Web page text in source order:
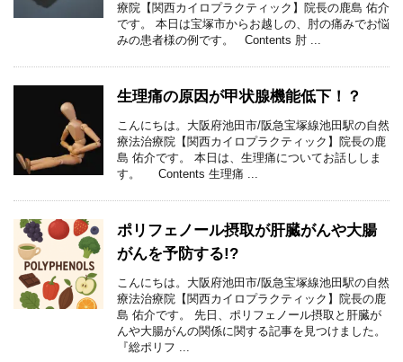
療院【関西カイロプラクティック】院長の鹿島 佑介
です。 本日は宝塚市からお越しの、肘の痛みでお悩
みの患者様の例です。 Contents 肘 ...
生理痛の原因が甲状腺機能低下！？
こんにちは。大阪府池田市/阪急宝塚線池田駅の自然
療法治療院【関西カイロプラクティック】院長の鹿
島 佑介です。 本日は、生理痛についてお話ししま
す。 Contents 生理痛 ...
ポリフェノール摂取が肝臓がんや大腸
がんを予防する!?
こんにちは。大阪府池田市/阪急宝塚線池田駅の自然
療法治療院【関西カイロプラクティック】院長の鹿
島 佑介です。 先日、ポリフェノール摂取と肝臓が
んや大腸がんの関係に関する記事を見つけました。
『総ポリフ ...